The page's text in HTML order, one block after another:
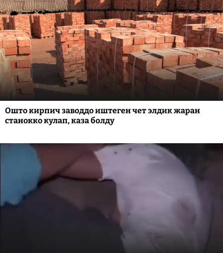
Ошто кирпич заводдо иштеген чет элдик жаран
станокко кулап, каза болду